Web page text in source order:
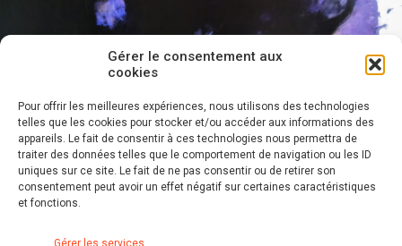
Gérer le consentement aux
cookies
Pour offrir les meilleures expériences, nous utilisons des technologies
telles que les cookies pour stocker et/ou accéder aux informations des
appareils. Le fait de consentir à ces technologies nous permettra de
traiter des données telles que le comportement de navigation ou les ID
uniques sur ce site. Le fait de ne pas consentir ou de retirer son
consentement peut avoir un effet négatif sur certaines caractéristiques
et fonctions.
Gérer les services